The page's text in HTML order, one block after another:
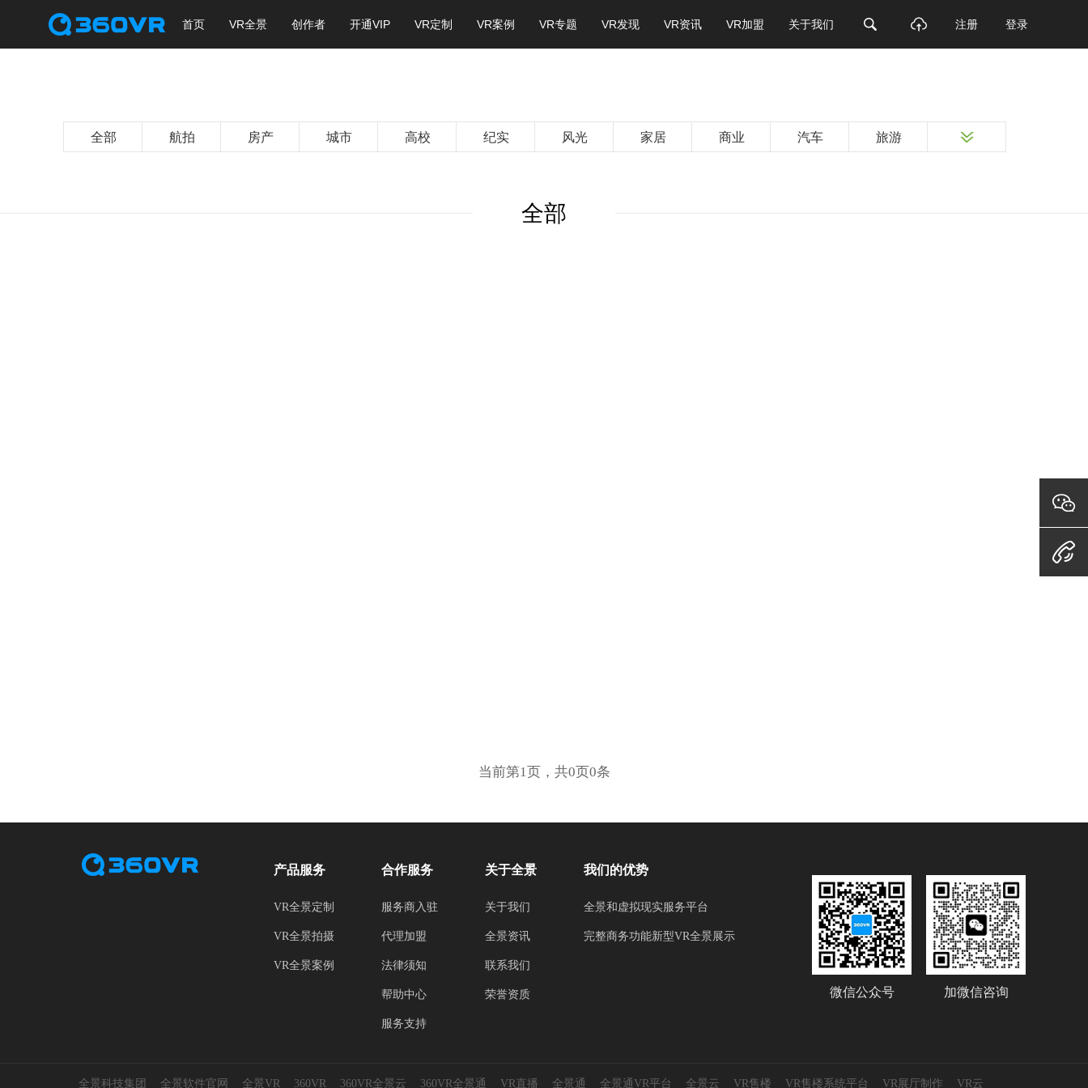
首页 VR全景 创作者 开通VIP VR定制 VR案例 VR专题 VR发现 VR资讯 VR加盟 关于我们 注册 登录
全部 航拍 房产 城市 高校 纪实 风光 家居 商业 汽车 旅游
全部
当前第1页，共0页0条
产品服务
VR全景定制
VR全景拍摄
VR全景案例
合作服务
服务商入驻
代理加盟
法律须知
帮助中心
服务支持
关于全景
关于我们
全景资讯
联系我们
荣誉资质
我们的优势
全景和虚拟现实服务平台
完整商务功能新型VR全景展示
微信公众号 加微信咨询
全景科技集团 全景软件官网 全景VR 360VR 360VR全景云 360VR全景通 VR直播 全景通 全景通VR平台 全景云 VR售楼 VR售楼系统平台 VR展厅制作 VR云